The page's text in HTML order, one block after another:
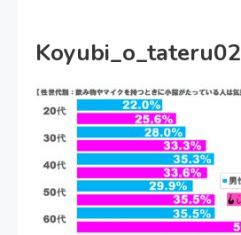
Koyubi_o_tateru02